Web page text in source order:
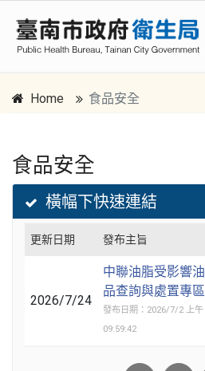
Home 食品安全
跳到主要內容區塊
食品安全
橫幅下快速連結
更新日期 發布主旨
2026/7/24
中聯油脂受影響油
品查詢與處置專區
發布日期：2026/7/2 上午
09:59:42